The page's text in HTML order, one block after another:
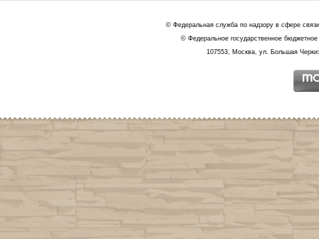
© Федеральная служба по надзору в сфере
© Федеральное государственное
107553, Москва, ул. Большая